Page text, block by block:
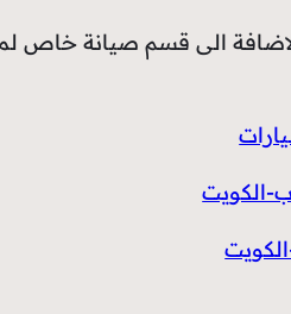
الى قسم صيانة خاص